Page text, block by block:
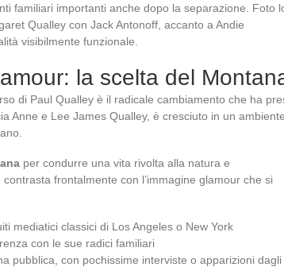
familiari importanti anche dopo la separazione. Foto
Qualley con Jack Antonoff, accanto a Andie
visibilmente funzionale.
la scelta del
di Paul Qualley è il radicale cambiamento che ha
Anne e Lee James Qualley, è cresciuto in un ambiente
per condurre una vita rivolta alla natura e
frontalmente con l’immagine glamour che si
mediatici classici di Los Angeles o New York
con le sue radici familiari
pubblica, con pochissime interviste o apparizioni dagli